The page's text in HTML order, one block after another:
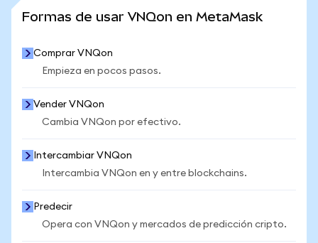
Formas de usar VNQon en MetaMask
Comprar VNQon
Empieza en pocos pasos.
Vender VNQon
Cambia VNQon por efectivo.
Intercambiar VNQon
Intercambia VNQon en y entre blockchains.
Predecir
Opera con VNQon y mercados de predicción cripto.